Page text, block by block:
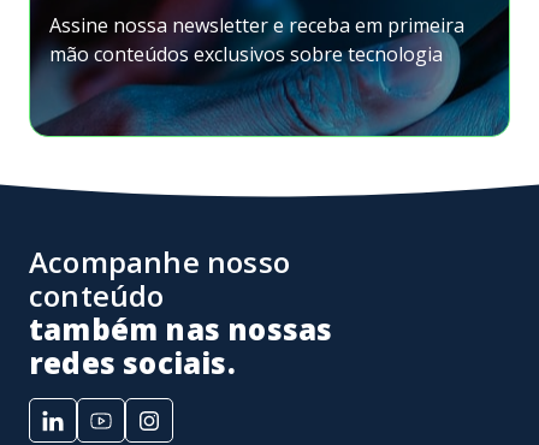
Assine nossa newsletter e receba em primeira
mão conteúdos exclusivos sobre tecnologia
Acompanhe nosso
conteúdo
também nas nossas
redes sociais.